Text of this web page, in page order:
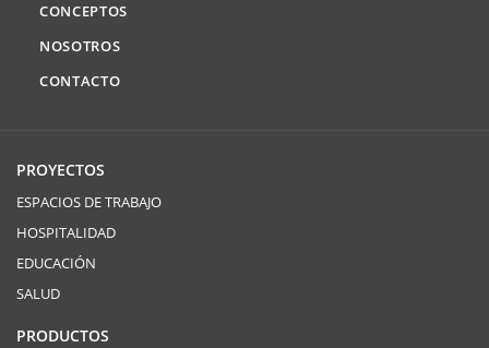
CONCEPTOS
NOSOTROS
CONTACTO
PROYECTOS
ESPACIOS DE TRABAJO
HOSPITALIDAD
EDUCACIÓN
SALUD
PRODUCTOS